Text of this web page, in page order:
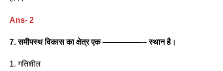
Ans- 2
7. समीपस्थ विकास का क्षेत्र एक —————– स्थान है।
1. गतिशील